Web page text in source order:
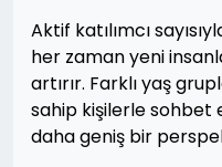
Aktif katılımcı
her zaman yeni
artırır. Farklı yaş
sahip kişilerle sohbet
daha geniş bir